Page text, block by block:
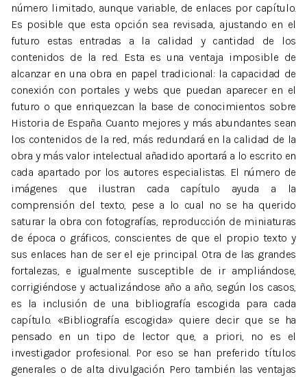
número limitado, aunque variable, de enlaces por capítulo.
Es posible que esta opción sea revisada, ajustando en el
futuro estas entradas a la calidad y cantidad de los
contenidos de la red. Esta es una ventaja imposible de
alcanzar en una obra en papel tradicional: la capacidad de
conexión con portales y webs que puedan aparecer en el
futuro o que enriquezcan la base de conocimientos sobre
Historia de España. Cuanto mejores y más abundantes sean
los contenidos de la red, más redundará en la calidad de la
obra y más valor intelectual añadido aportará a lo escrito en
cada apartado por los autores especialistas. El número de
imágenes que ilustran cada capítulo ayuda a la
comprensión del texto, pese a lo cual no se ha querido
saturar la obra con fotografías, reproducción de miniaturas
de época o gráficos, conscientes de que el propio texto y
sus enlaces han de ser el eje principal. Otra de las grandes
fortalezas, e igualmente susceptible de ir ampliándose,
corrigiéndose y actualizándose año a año, según los casos,
es la inclusión de una bibliografía escogida para cada
capítulo. «Bibliografía escogida» quiere decir que se ha
pensado en un tipo de lector que, a priori, no es el
investigador profesional. Por eso se han preferido títulos
generales o de alta divulgación. Pero también las ventajas